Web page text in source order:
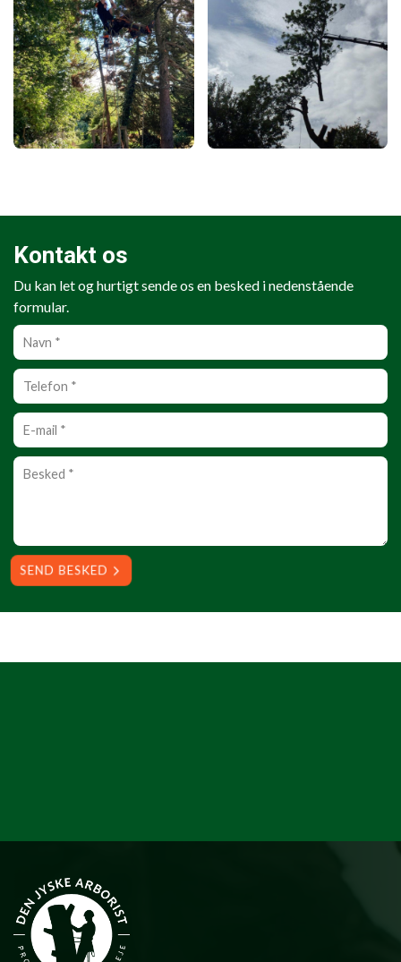
Kontakt os
Du kan let og hurtigt sende os en besked i nedenstående
formular.
Personlig
info